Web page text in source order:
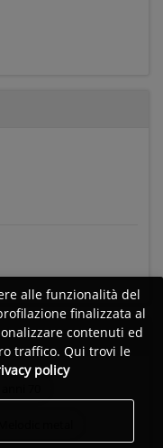
alle funzionalità del
finalizzata al
contenuti ed
traffico. Qui trovi le
policy